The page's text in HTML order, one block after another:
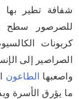
شفافة تطير بها
للصرصور سطح
كربونات
الصراصير إلى
واصعبها
الطاعون
ما يؤرق الأسرة